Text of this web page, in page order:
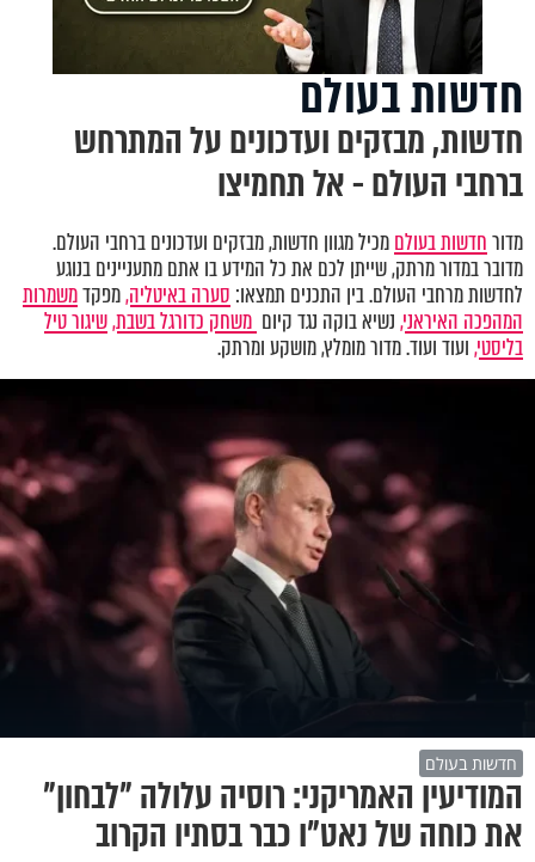
חדשות בעולם
חדשות, מבזקים ועדכונים על המתרחש
ברחבי העולם - אל תחמיצו
מדורחדשות בעולםמכיל מגוון חדשות, מבזקים ועדכונים ברחבי העולם.
מדובר במדור מרתק, שייתן לכם את כל המידע בו אתם מתעניינים בנוגע
לחדשות מרחבי העולם. בין התכנים תמצאו: סערה באיטליה,מפקדמשמרות
המהפכה האיראני,נשיא בוקה נגד קיום משחק כדורגל בשבת,שיגור טיל
בליסטי,ועוד ועוד. מדור מומלץ, מושקע ומרתק.
חדשות בעולם
המודיעין האמריקני: רוסיה עלולה "לבחון"
את כוחה של נאט"ו כבר בסתיו הקרוב